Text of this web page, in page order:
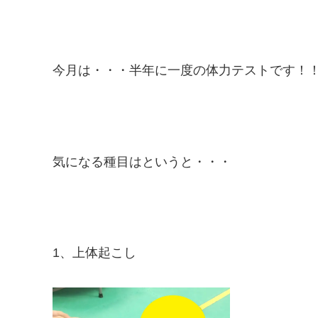
今月は・・・半年に一度の体力テストです！
気になる種目はというと・・・
1、上体起こし